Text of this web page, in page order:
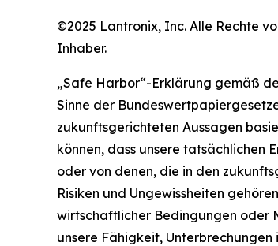
©2025 Lantronix, Inc. Alle Rechte
Inhaber.
„Safe Harbor“-Erklärung gemäß
Sinne der
zukunftsgerichteten Aussagen
können, dass unsere tatsächlichen
oder von denen, die in den
Risiken und Ungewissheiten
wirtschaftlicher Bedingungen oder
unsere Fähigkeit,